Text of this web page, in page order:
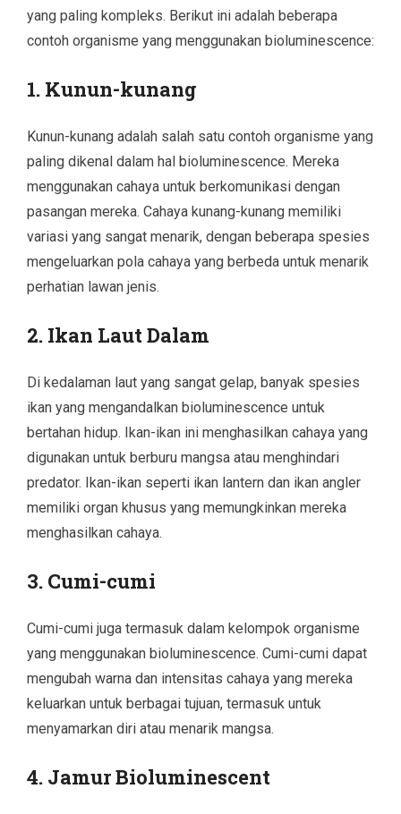
yang paling kompleks. Berikut ini adalah beberapa
contoh organisme yang menggunakan bioluminescence:
1. Kunun-kunang
Kunun-kunang adalah salah satu contoh organisme yang
paling dikenal dalam hal bioluminescence. Mereka
menggunakan cahaya untuk berkomunikasi dengan
pasangan mereka. Cahaya kunang-kunang memiliki
variasi yang sangat menarik, dengan beberapa spesies
mengeluarkan pola cahaya yang berbeda untuk menarik
perhatian lawan jenis.
2. Ikan Laut Dalam
Di kedalaman laut yang sangat gelap, banyak spesies
ikan yang mengandalkan bioluminescence untuk
bertahan hidup. Ikan-ikan ini menghasilkan cahaya yang
digunakan untuk berburu mangsa atau menghindari
predator. Ikan-ikan seperti ikan lantern dan ikan angler
memiliki organ khusus yang memungkinkan mereka
menghasilkan cahaya.
3. Cumi-cumi
Cumi-cumi juga termasuk dalam kelompok organisme
yang menggunakan bioluminescence. Cumi-cumi dapat
mengubah warna dan intensitas cahaya yang mereka
keluarkan untuk berbagai tujuan, termasuk untuk
menyamarkan diri atau menarik mangsa.
4. Jamur Bioluminescent